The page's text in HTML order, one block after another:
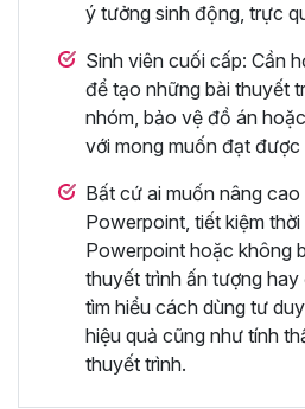
ý tưởng sinh động, trực
Sinh viên cuối cấp: Cần
để tạo những bài thuyết
nhóm, bảo vệ đồ án
với mong muốn đạt được
Bất cứ ai muốn nâng
Powerpoint, tiết kiệm
Powerpoint hoặc không
thuyết trình ấn tượng hay
tìm hiểu cách dùng tư
hiệu quả cũng như tính
thuyết trình.